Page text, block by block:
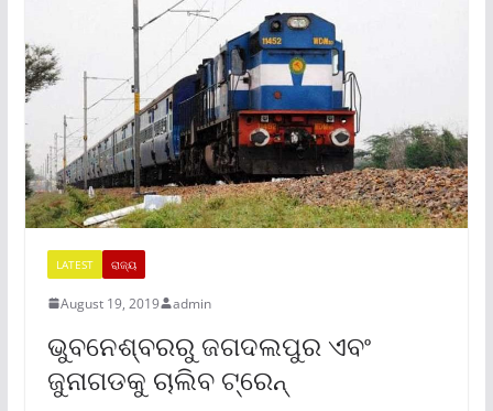
LATEST ରାଜ୍ୟ
August 19, 2019 admin
ଭୁବନେଶ୍ବରରୁ ଜଗଦଲପୁର ଏବଂ
ଜୁନାଗଡକୁ ଚାଲିବ ଟ୍ରେନ୍